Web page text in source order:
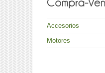
Accesorios
Motores